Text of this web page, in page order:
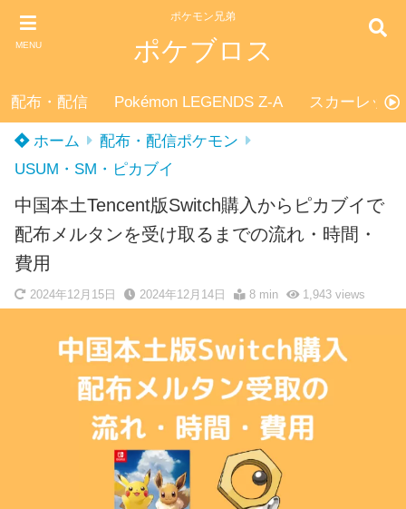
MENU
ポケモン兄弟
ポケブロス
配布・配信 Pokémon LEGENDS Z-A スカーレッ
ホーム
配布・配信ポケモン
USUM・SM・ピカブイ
中国本土Tencent版Switch購入からピカブイで
配布メルタンを受け取るまでの流れ・時間・
費用
2024年12月15日 2024年12月14日 8 min 1,943views